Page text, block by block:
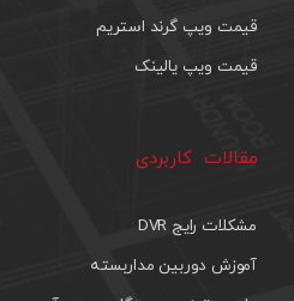
قیمت ویپ گرند استریم
قیمت ویپ یالینک
مقالات کاربردی
مشکلات رایج DVR
آموزش دوربین مداربسته